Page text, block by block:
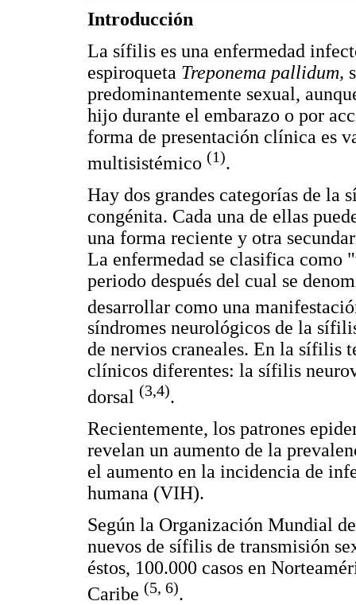
Introducción
La sífilis es una enfermedad
espiroqueta Treponema pallidum,
predominantemente sexual,
hijo durante el embarazo o por
forma de presentación clínica es
multisistémico (1).
Hay dos grandes categorías de
congénita. Cada una de ellas
una forma reciente y otra
La enfermedad se clasifica como
periodo después del cual se
desarrollar como una
síndromes neurológicos de la
de nervios craneales. En la sífilis
clínicos diferentes: la sífilis
dorsal (3,4).
Recientemente, los patrones
revelan un aumento de la
el aumento en la incidencia de
humana (VIH).
Según la Organización Mundial
nuevos de sífilis de transmisión
éstos, 100.000 casos en
Caribe (5, 6).